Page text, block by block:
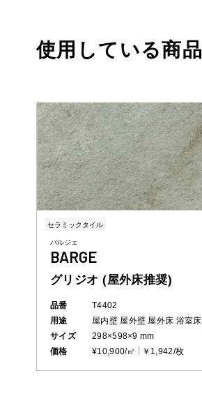
使用している商品
セラミックタイル
バルジェ
BARGE
グリジオ (屋外床推奨)
品番
T4402
用途
屋内壁 屋外壁 屋外床 浴室床
サイズ
298×598×9 mm
価格
¥10,900/㎡ ￥1,942/枚